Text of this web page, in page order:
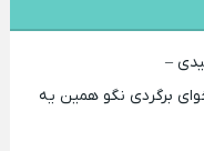
–
برگردی نگو همین یه